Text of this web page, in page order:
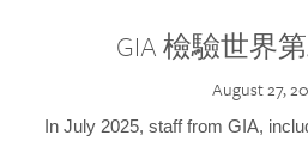
GIA 檢驗世界
August 27,
In July 2025, staff from GIA,